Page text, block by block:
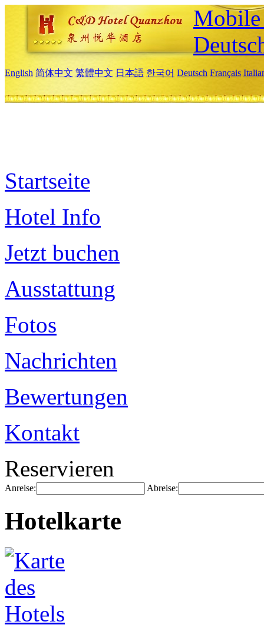
English 简体中文 繁體中文 日本語 한국어 Deutsch Français
Startseite
Hotel Info
Jetzt buchen
Ausstattung
Fotos
Nachrichten
Bewertungen
Kontakt
Reservieren
Anreise: Abreise:
Hotelkarte